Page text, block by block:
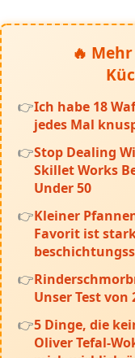
🔥
Ich habe 18
jedes Mal
Stop Dealing
Skillet Works
Under 50
Kleiner
Favorit ist
Unser Test von
5 Dinge, die
Oliver Tefal-